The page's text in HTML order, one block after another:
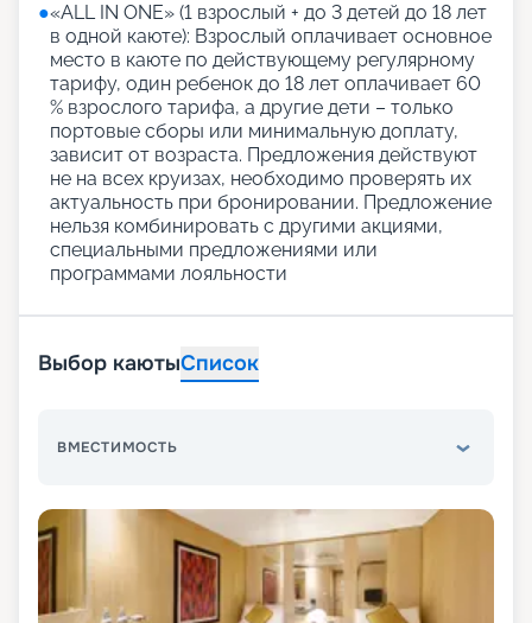
●«АLL IN ONE» (1 взрослый + до 3 детей до 18 лет
в одной каюте): Взрослый оплачивает основное
место в каюте по действующему регулярному
тарифу, один ребенок до 18 лет оплачивает 60
% взрослого тарифа, а другие дети – только
портовые сборы или минимальную доплату,
зависит от возраста. Предложения действуют
не на всех круизах, необходимо проверять их
актуальность при бронировании. Предложение
нельзя комбинировать с другими акциями,
специальными предложениями или
программами лояльности
Выбор каютыСписок
ВМЕСТИМОСТЬ